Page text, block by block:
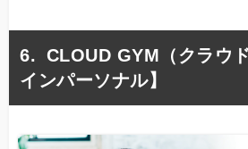
CLOUD GYM（クラウ
インパーソナル】